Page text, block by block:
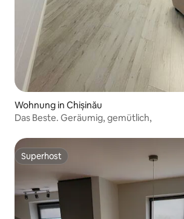
Wohnung in Chișinău
Das Beste. Geräumig, gemütlich,
Superhost
Superhost